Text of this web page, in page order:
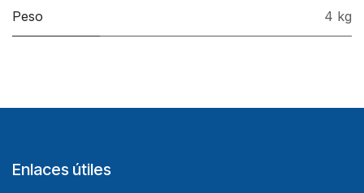
Peso 4 kg
Enlaces útiles